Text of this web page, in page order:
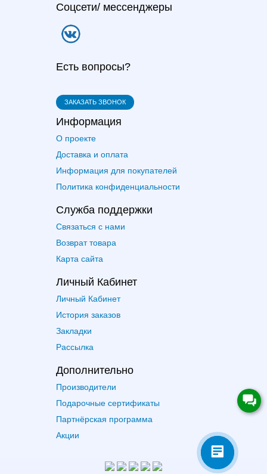
Соцсети/ мессенджеры
Есть вопросы?
ЗАКАЗАТЬ ЗВОНОК
Информация
О проекте
Доставка и оплата
Информация для покупателей
Политика конфиденциальности
Служба поддержки
Связаться с нами
Возврат товара
Карта сайта
Личный Кабинет
Личный Кабинет
История заказов
Закладки
Рассылка
Дополнительно
Производители
Подарочные сертификаты
Партнёрская программа
Акции